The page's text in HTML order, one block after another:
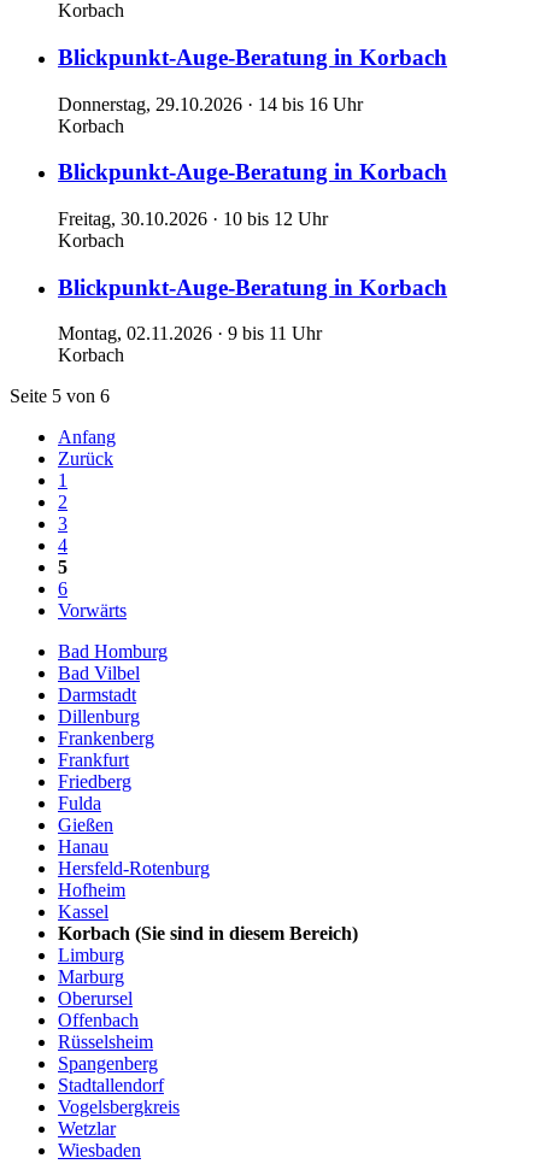
Korbach
Blickpunkt-Auge-Beratung in Korbach
Donnerstag, 29.10.2026 · 14 bis 16 Uhr
Korbach
Blickpunkt-Auge-Beratung in Korbach
Freitag, 30.10.2026 · 10 bis 12 Uhr
Korbach
Blickpunkt-Auge-Beratung in Korbach
Montag, 02.11.2026 · 9 bis 11 Uhr
Korbach
Seite 5 von 6
Anfang
Zurück
1
2
3
4
5
6
Vorwärts
Bad Homburg
Bad Vilbel
Darmstadt
Dillenburg
Frankenberg
Frankfurt
Friedberg
Fulda
Gießen
Hanau
Hersfeld-Rotenburg
Hofheim
Kassel
Korbach (Sie sind in diesem Bereich)
Limburg
Marburg
Oberursel
Offenbach
Rüsselsheim
Spangenberg
Stadtallendorf
Vogelsbergkreis
Wetzlar
Wiesbaden